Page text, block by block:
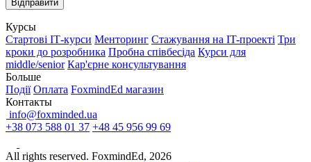
Курсы
Стартові IТ-курси Менторинг Стажування на IT-проекті Три
кроки до розробника Пробна співбесіда Курси для
middle/senior Кар'єрне консультування
Больше
Події Оплата FoxmindEd магазин
Контакты
info@foxminded.ua
+38 073 588 01 37 +48 45 956 99 69
All rights reserved. FoxmindEd, 2026